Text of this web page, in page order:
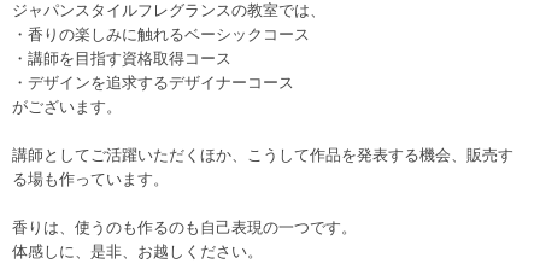
ジャパンスタイルフレグランスの教室では、
・香りの楽しみに触れるベーシックコース
・講師を目指す資格取得コース
・デザインを追求するデザイナーコース
がございます。
講師としてご活躍いただくほか、こうして作品を発表する機会、販売す
る場も作っています。
香りは、使うのも作るのも自己表現の一つです。
体感しに、是非、お越しください。